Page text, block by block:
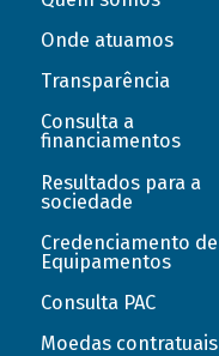
Onde atuamos
Transparência
Consulta a
financiamentos
Resultados para a
sociedade
Credenciamento de
Equipamentos
Consulta PAC
Moedas contratuais